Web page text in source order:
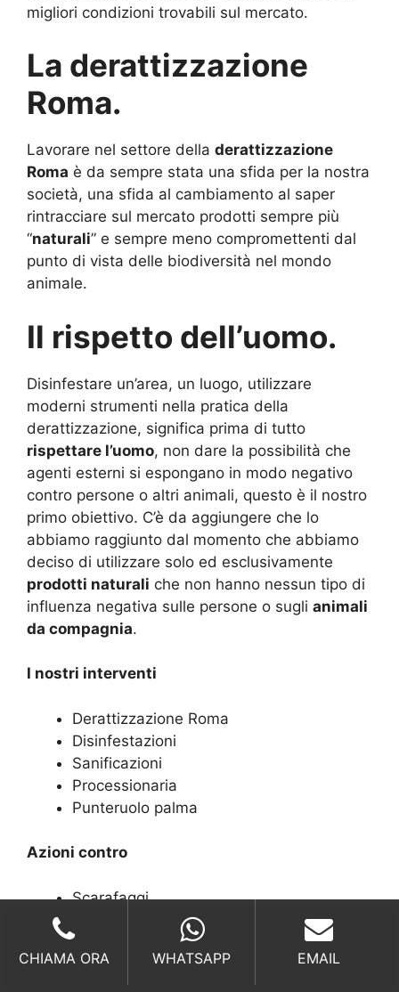
migliori condizioni trovabili sul mercato.
La derattizzazione
Roma.
Lavorare nel settore della derattizzazione
Roma è da sempre stata una sfida per la nostra
società, una sfida al cambiamento al saper
rintracciare sul mercato prodotti sempre più
“naturali” e sempre meno compromettenti dal
punto di vista delle biodiversità nel mondo
animale.
Il rispetto dell’uomo.
Disinfestare un’area, un luogo, utilizzare
moderni strumenti nella pratica della
derattizzazione, significa prima di tutto
rispettare l’uomo, non dare la possibilità che
agenti esterni si espongano in modo negativo
contro persone o altri animali, questo è il nostro
primo obiettivo. C’è da aggiungere che lo
abbiamo raggiunto dal momento che abbiamo
deciso di utilizzare solo ed esclusivamente
prodotti naturali che non hanno nessun tipo di
influenza negativa sulle persone o sugli animali
da compagnia.
I nostri interventi
Derattizzazione Roma
Disinfestazioni
Sanificazioni
Processionaria
Punteruolo palma
Azioni contro
Scarafaggi
Disinfestazione zanzare
Disinfestazioni blatte
Disinfestazioni tafani
CHIAMA ORA WHATSAPP EMAIL